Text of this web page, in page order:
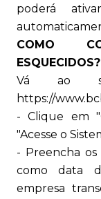
poderá
COMO
ESQUECIDOS?
Vá ao
https://
- Clique em
"Acesse o
- Preencha os
como data
empresa